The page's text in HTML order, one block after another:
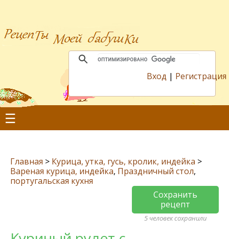
Вход | Регистрация
☰
Главная > Курица, утка, гусь, кролик, индейка >
Вареная курица, индейка, Праздничный стол,
португальская кухня
Сохранить
рецепт
5 человек сохранили